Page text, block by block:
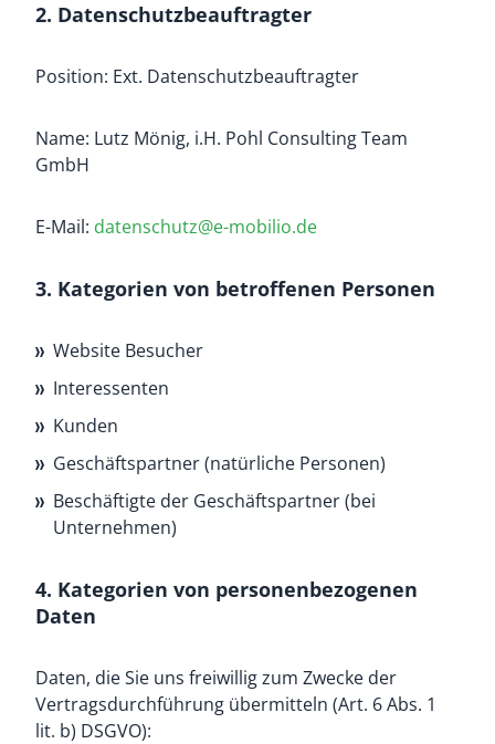
2. Datenschutzbeauftragter
Position: Ext. Datenschutzbeauftragter
Name: Lutz Mönig, i.H. Pohl Consulting Team
GmbH
E-Mail: datenschutz@e-mobilio.de
3. Kategorien von betroffenen Personen
Website Besucher
Interessenten
Kunden
Geschäftspartner (natürliche Personen)
Beschäftigte der Geschäftspartner (bei
Unternehmen)
4. Kategorien von personenbezogenen
Daten
Daten, die Sie uns freiwillig zum Zwecke der
Vertragsdurchführung übermitteln (Art. 6 Abs. 1
lit. b) DSGVO):